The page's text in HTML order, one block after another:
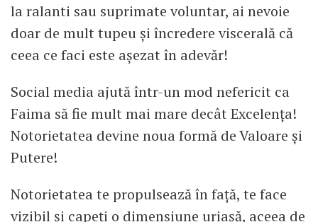
la ralanti sau suprimate voluntar, ai nevoie
doar de mult tupeu și încredere viscerală că
ceea ce faci este așezat în adevăr!
Social media ajută într-un mod nefericit ca
Faima să fie mult mai mare decât Excelența!
Notorietatea devine noua formă de Valoare și
Putere!
Notorietatea te propulsează în față, te face
vizibil și capeți o dimensiune uriașă, aceea de